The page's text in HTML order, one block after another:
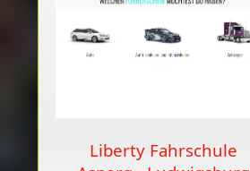
Liberty Fahrschule